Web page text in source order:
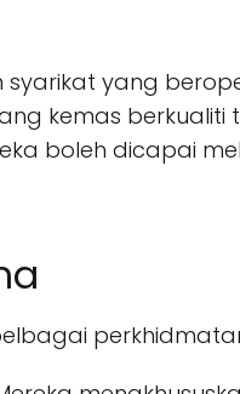
yang
kemas berkualiti
boleh dicapai